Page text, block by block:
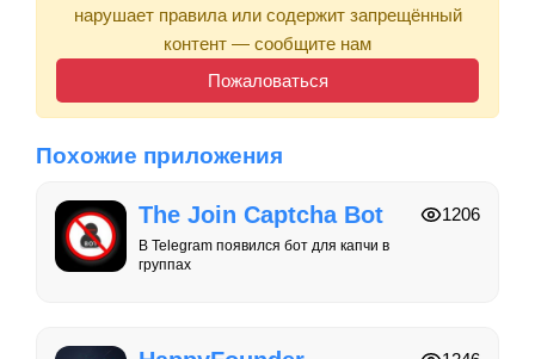
нарушает правила или содержит запрещённый
контент — сообщите нам
Пожаловаться
Похожие приложения
The Join Captcha Bot
В Telegram появился бот для капчи в
группах
1206